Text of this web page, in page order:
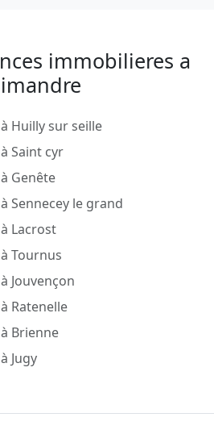
immobilieres a
Huilly sur seille
Saint cyr
Genête
Sennecey le grand
Lacrost
Tournus
Jouvençon
Ratenelle
Brienne
Jugy